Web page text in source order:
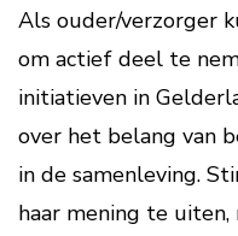
Als ouder/verzorger
om actief deel te
initiatieven in
over het belang van
in de samenleving.
haar mening te